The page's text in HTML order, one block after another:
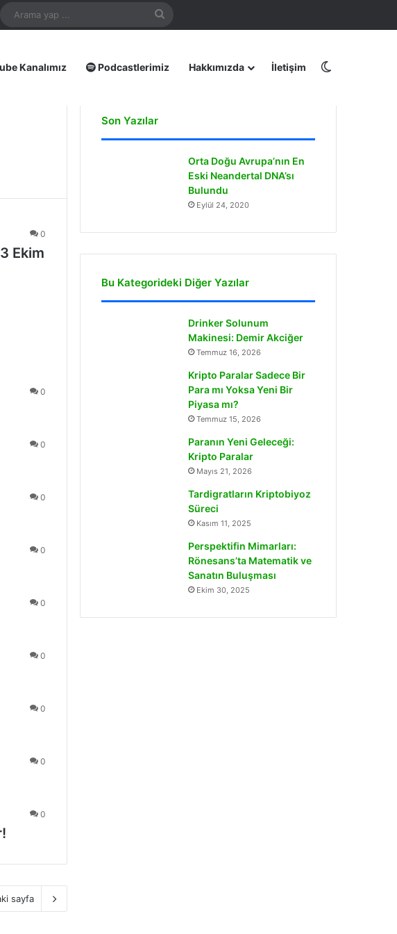
Android Uygulamamız
...
Kanalımız Podcastlerimiz Hakkımızda İletişim
0
Ekim
0
0
0
0
0
0
0
0
0
sayfa
Son Yazılar
Orta Doğu Avrupa’nın En
Eski Neandertal DNA’sı
Bulundu
Eylül 24, 2020
Bu Kategorideki Diğer Yazılar
Drinker Solunum
Makinesi: Demir Akciğer
Temmuz 16, 2026
Kripto Paralar Sadece Bir
Para mı Yoksa Yeni Bir
Piyasa mı?
Temmuz 15, 2026
Paranın Yeni Geleceği:
Kripto Paralar
Mayıs 21, 2026
Tardigratların Kriptobiyoz
Süreci
Kasım 11, 2025
Perspektifin Mimarları:
Rönesans’ta Matematik ve
Sanatın Buluşması
Ekim 30, 2025